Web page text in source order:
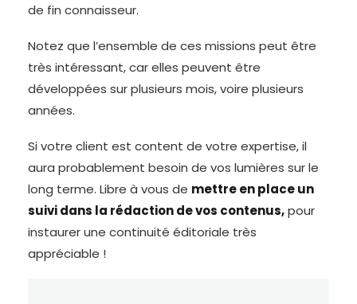
de fin connaisseur.
Notez que l’ensemble de ces missions peut être
très intéressant, car elles peuvent être
développées sur plusieurs mois, voire plusieurs
années.
Si votre client est content de votre expertise, il
aura probablement besoin de vos lumières sur le
long terme. Libre à vous de mettre en place un
suivi dans la rédaction de vos contenus,pour
instaurer une continuité éditoriale très
appréciable !